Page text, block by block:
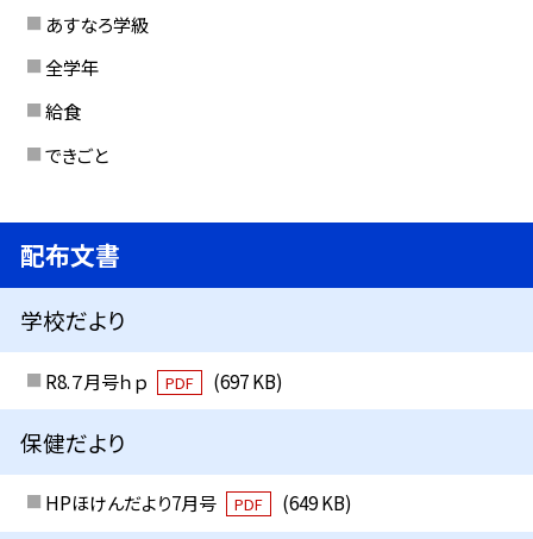
あすなろ学級
全学年
給食
できごと
配布文書
学校だより
R8.７月号ｈｐ PDF (697 KB)
保健だより
HPほけんだより7月号 PDF (649 KB)